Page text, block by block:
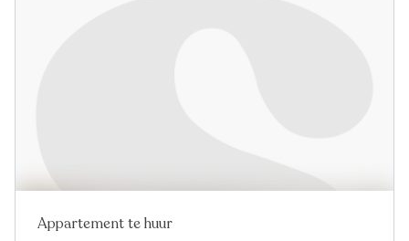
Nieuw Virtual tour
Appartement te huur